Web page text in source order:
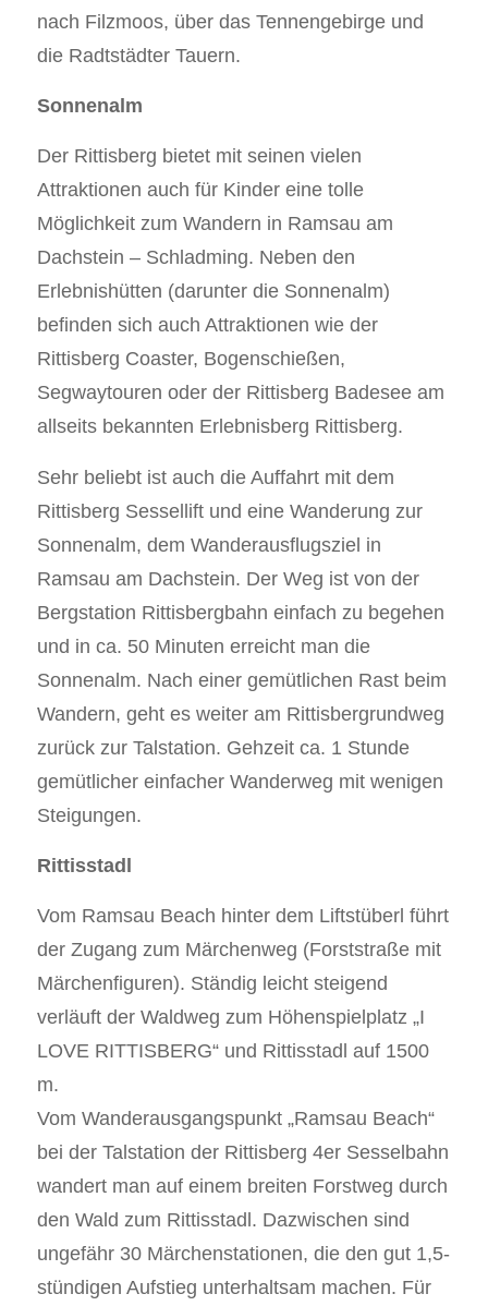
nach Filzmoos, über das Tennengebirge und
die Radtstädter Tauern.
Sonnenalm
Der Rittisberg bietet mit seinen vielen
Attraktionen auch für Kinder eine tolle
Möglichkeit zum Wandern in Ramsau am
Dachstein – Schladming. Neben den
Erlebnishütten (darunter die Sonnenalm)
befinden sich auch Attraktionen wie der
Rittisberg Coaster, Bogenschießen,
Segwaytouren oder der Rittisberg Badesee am
allseits bekannten Erlebnisberg Rittisberg.
Sehr beliebt ist auch die Auffahrt mit dem
Rittisberg Sessellift und eine Wanderung zur
Sonnenalm, dem Wanderausflugsziel in
Ramsau am Dachstein. Der Weg ist von der
Bergstation Rittisbergbahn einfach zu begehen
und in ca. 50 Minuten erreicht man die
Sonnenalm. Nach einer gemütlichen Rast beim
Wandern, geht es weiter am Rittisbergrundweg
zurück zur Talstation. Gehzeit ca. 1 Stunde
gemütlicher einfacher Wanderweg mit wenigen
Steigungen.
Rittisstadl
Vom Ramsau Beach hinter dem Liftstüberl führt
der Zugang zum Märchenweg (Forststraße mit
Märchenfiguren). Ständig leicht steigend
verläuft der Waldweg zum Höhenspielplatz „I
LOVE RITTISBERG“ und Rittisstadl auf 1500
m.
Vom Wanderausgangspunkt „Ramsau Beach“
bei der Talstation der Rittisberg 4er Sesselbahn
wandert man auf einem breiten Forstweg durch
den Wald zum Rittisstadl. Dazwischen sind
ungefähr 30 Märchenstationen, die den gut 1,5-
stündigen Aufstieg unterhaltsam machen. Für